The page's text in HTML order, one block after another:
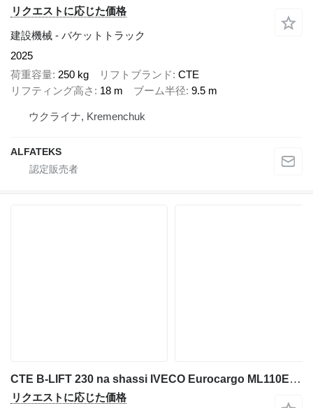
リクエストに応じた価格
建設機械 - バケットトラック
2025
荷重容量 250 kg リフトブランド CTE
リフティング高さ
18 m ブーム半径 9.5 m
ウクライナ, Kremenchuk
ALFATEKS
CTE B-LIFT 230 na shassi IVECO Eurocargo ML110E25WS 4h4
リクエストに応じた価格